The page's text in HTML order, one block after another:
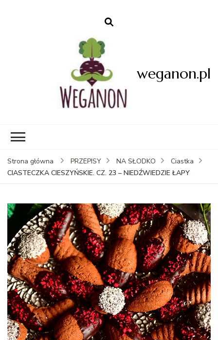
weganon.pl
Strona główna PRZEPISY NA SŁODKO
Ciastka
CIASTECZKA CIESZYŃSKIE. CZ. 23 – NIEDŹWIEDZIE ŁAPY